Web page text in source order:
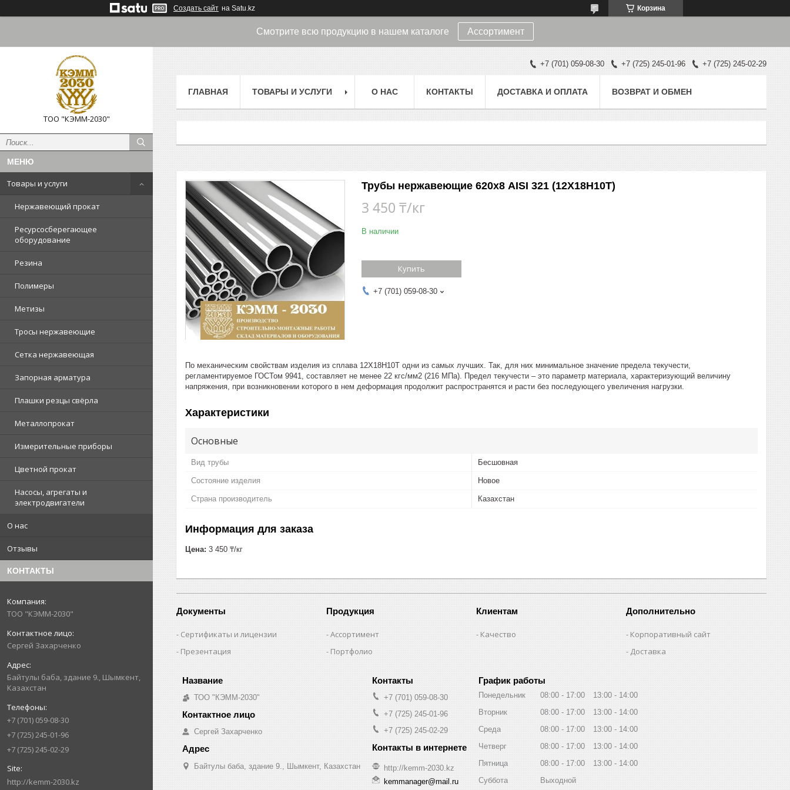
Создать сайт на Satu.kz Корзина
Смотрите всю продукцию в нашем каталоге Ассортимент
ТОО "КЭММ-2030"
Товары и услуги
Нержавеющий прокат
Ресурсосберегающее
оборудование
Резина
Полимеры
Метизы
Тросы нержавеющие
Сетка нержавеющая
Запорная арматура
Плашки резцы свёрла
Металлопрокат
Измерительные приборы
Цветной прокат
Насосы, агрегаты и
электродвигатели
О нас
Отзывы
КОНТАКТЫ
ТОО "КЭММ-2030"
Сергей Захарченко
Байтулы баба, здание 9., Шымкент,
Казахстан
+7 (701) 059-08-30
+7 (725) 245-01-96
+7 (725) 245-02-29
http://kemm-2030.kz
+7 (701) 059-08-30 +7 (725) 245-01-96 +7 (725) 245-02-29
ГЛАВНАЯ ТОВАРЫ И УСЛУГИ О НАС КОНТАКТЫ ДОСТАВКА И ОПЛАТА ВОЗВРАТ И ОБМЕН
Трубы нержавеющие 620х8 AISI 321 (12Х18Н10Т)
3 450 ₸/кг
В наличии
Купить
+7 (701) 059-08-30
По механическим свойствам изделия из сплава 12Х18Н10Т одни из самых лучших. Так, для них минимальное значение предела текучести,
регламентируемое ГОСТом 9941, составляет не менее 22 кгс/мм2 (216 МПа). Предел текучести – это параметр материала, характеризующий величину
напряжения, при возникновении которого в нем деформация продолжит распространятся и расти без последующего увеличения нагрузки.
Характеристики
Основные
Вид трубы Бесшовная
Состояние изделия Новое
Страна производитель Казахстан
Информация для заказа
Цена: 3 450 ₸/кг
Документы
Сертификаты и лицензии
Презентация
Продукция
Ассортимент
Портфолио
Клиентам
Качество
Дополнительно
Корпоративный сайт
Доставка
ТОО "КЭММ-2030"
Сергей Захарченко
Байтулы баба, здание 9., Шымкент, Казахстан
+7 (701) 059-08-30
+7 (725) 245-01-96
+7 (725) 245-02-29
http://kemm-2030.kz
kemmanager@mail.ru
График работы
Понедельник 08:00 17:00 13:00
14:00
Вторник
08:00 17:00 13:00
14:00
Среда
08:00 17:00 13:00
14:00
Четверг
08:00 17:00 13:00
14:00
Пятница
08:00 17:00 13:00
14:00
Суббота
Выходной